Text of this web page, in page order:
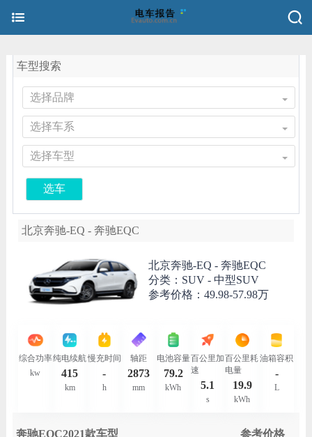
车型搜索
选择品牌
选择车系
选择车型
选车
北京奔驰-EQ - 奔驰EQC
北京奔驰-EQ - 奔驰EQC
分类：SUV - 中型SUV
参考价格： 49.98-57.98万
综合功率
kw
纯电续航
415
km
慢充时间
-
h
轴距
2873
mm
电池容量
79.2
kWh
百公里加
速
5.1
s
百公里耗
电量
19.9
kWh
油箱容积
-
L
奔驰EQC2021款车型 参考价格